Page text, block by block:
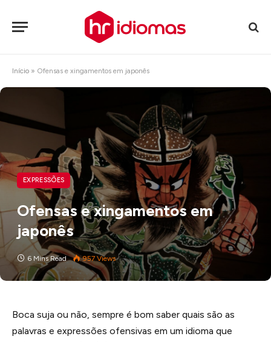
Início » Ofensas e xingamentos em japonês
EXPRESSÕES
Ofensas e xingamentos em
japonês
6 Mins Read 957 Views
Boca suja ou não, sempre é bom saber quais são as
palavras e expressões ofensivas em um idioma que